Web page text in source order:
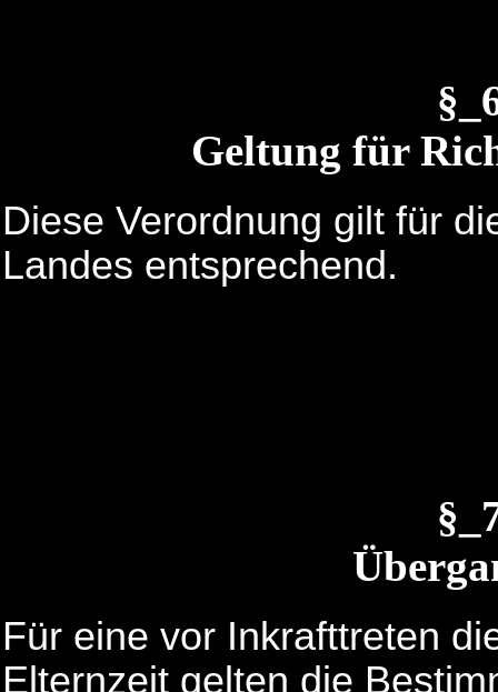
Geltung für
Diese Verordnung gilt für
Landes entsprechend.
Für eine vor Inkrafttreten
Elternzeit gelten die